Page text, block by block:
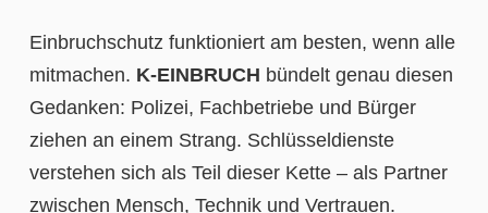
Einbruchschutz funktioniert am besten, wenn alle
mitmachen. K-EINBRUCH bündelt genau diesen
Gedanken: Polizei, Fachbetriebe und Bürger
ziehen an einem Strang. Schlüsseldienste
verstehen sich als Teil dieser Kette – als Partner
zwischen Mensch, Technik und Vertrauen.